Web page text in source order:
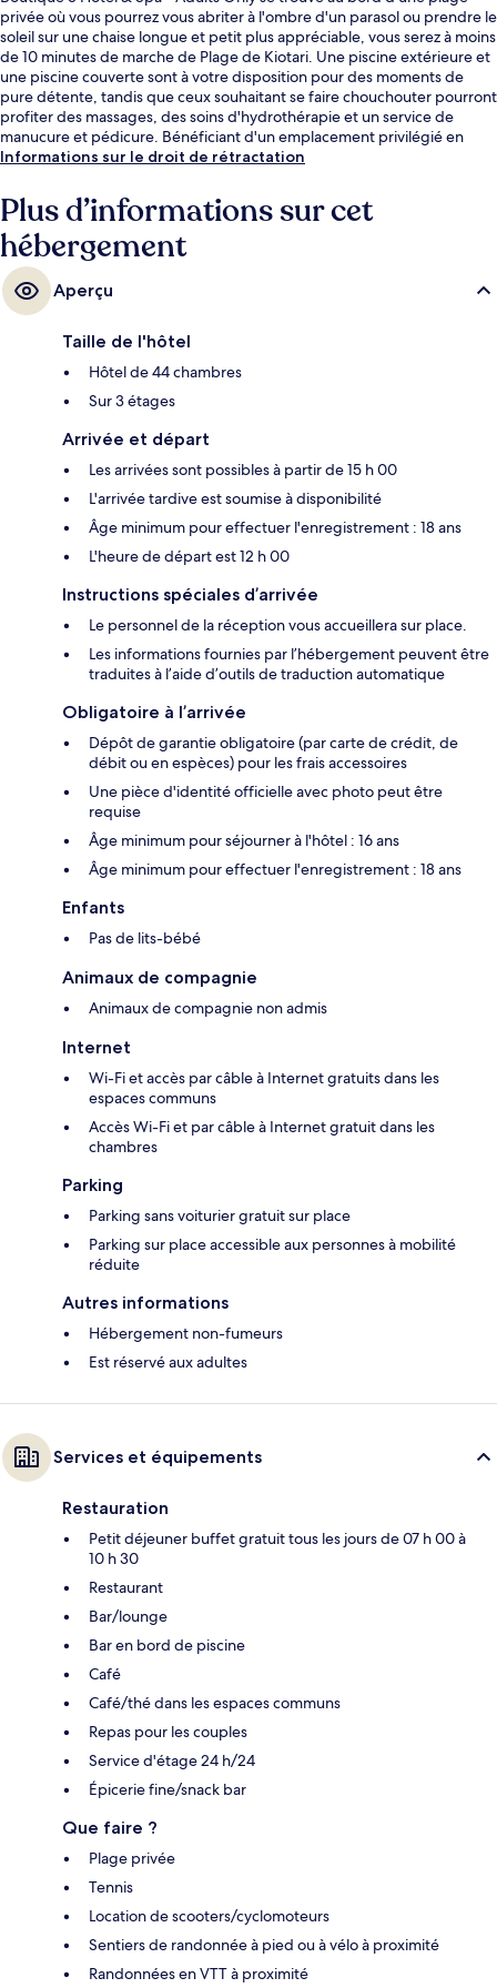
privée où vous pourrez vous abriter à l'ombre d'un parasol ou prendre le
soleil sur une chaise longue et petit plus appréciable, vous serez à moins
de 10 minutes de marche de Plage de Kiotari. Une piscine extérieure et
une piscine couverte sont à votre disposition pour des moments de
pure détente, tandis que ceux souhaitant se faire chouchouter pourront
profiter des massages, des soins d'hydrothérapie et un service de
manucure et pédicure. Bénéficiant d'un emplacement privilégié en
bord de plage, l'hébergement Impressions Restaurant sert des
déjeuner et le dîner. Cet hôtel de luxe vous fait également profiter
d'une terrasse sur le toit, d'un bar en bord de piscine et d'un centre de
remise en forme.
Informations sur le droit de rétractation
Plus d’informations sur cet
hébergement
Aperçu
Taille de l'hôtel
Hôtel de 44 chambres
Sur 3 étages
Arrivée et départ
Les arrivées sont possibles à partir de 15 h 00
L'arrivée tardive est soumise à disponibilité
Âge minimum pour effectuer l'enregistrement : 18 ans
L'heure de départ est 12 h 00
Instructions spéciales d’arrivée
Le personnel de la réception vous accueillera sur place.
Les informations fournies par l’hébergement peuvent être
traduites à l’aide d’outils de traduction automatique
Obligatoire à l’arrivée
Dépôt de garantie obligatoire (par carte de crédit, de
débit ou en espèces) pour les frais accessoires
Une pièce d'identité officielle avec photo peut être
requise
Âge minimum pour séjourner à l'hôtel : 16 ans
Âge minimum pour effectuer l'enregistrement : 18 ans
Enfants
Pas de lits-bébé
Animaux de compagnie
Animaux de compagnie non admis
Internet
Wi-Fi et accès par câble à Internet gratuits dans les
espaces communs
Accès Wi-Fi et par câble à Internet gratuit dans les
chambres
Parking
Parking sans voiturier gratuit sur place
Parking sur place accessible aux personnes à mobilité
réduite
Autres informations
Hébergement non-fumeurs
Est réservé aux adultes
Services et équipements
Restauration
Petit déjeuner buffet gratuit tous les jours de 07 h 00 à
10 h 30
Restaurant
Bar/lounge
Bar en bord de piscine
Café
Café/thé dans les espaces communs
Repas pour les couples
Service d'étage 24 h/24
Épicerie fine/snack bar
Que faire ?
Plage privée
Tennis
Location de scooters/cyclomoteurs
Sentiers de randonnée à pied ou à vélo à proximité
Randonnées en VTT à proximité